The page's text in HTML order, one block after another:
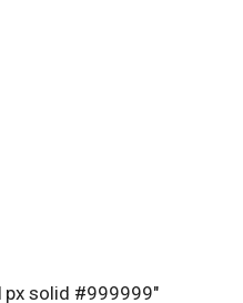
solid #999999″